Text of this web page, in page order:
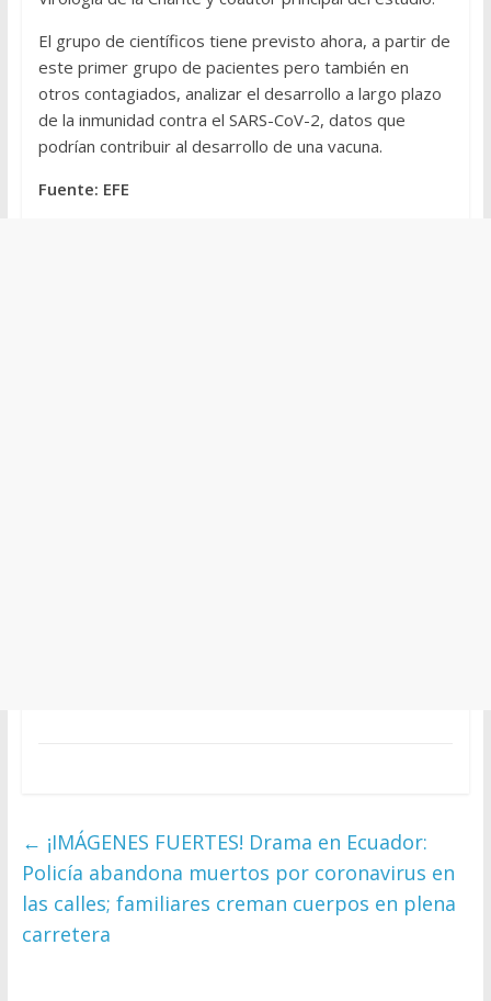
El grupo de científicos tiene previsto ahora, a partir de
este primer grupo de pacientes pero también en
otros contagiados, analizar el desarrollo a largo plazo
de la inmunidad contra el SARS-CoV-2, datos que
podrían contribuir al desarrollo de una vacuna.
Fuente: EFE
← ¡IMÁGENES FUERTES! Drama en Ecuador:
Policía abandona muertos por coronavirus en
las calles; familiares creman cuerpos en plena
carretera